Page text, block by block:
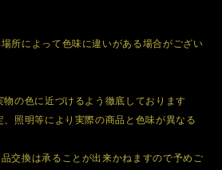
所によって色味に違いがある場合がござい
の色に近づけるよう徹底しております
照明等により実際の商品と色味が異なる
交換は承ることが出来かねますので予めご